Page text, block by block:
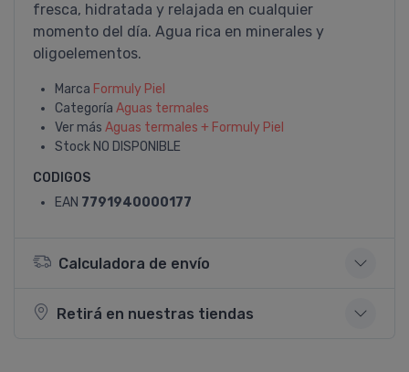
fresca, hidratada y relajada en cualquier
momento del dí­a. Agua rica en minerales y
oligoelementos.
Marca Formuly Piel
Categoría Aguas termales
Ver más Aguas termales + Formuly Piel
Stock NO DISPONIBLE
CODIGOS
EAN 7791940000177
Calculadora de envío
Retirá en nuestras tiendas